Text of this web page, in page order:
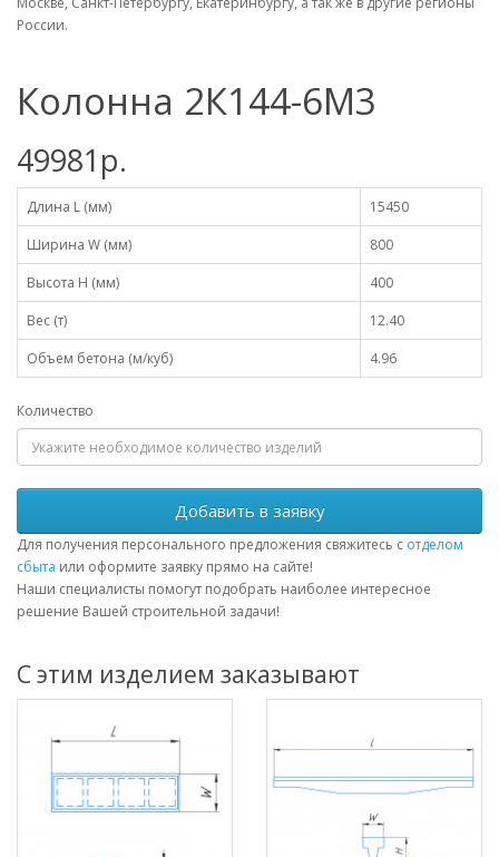
России.
Колонна 2К144-6М3
49981р.
Длина L (мм)
15450
Ширина W (мм)
800
Высота H (мм)
400
Вес (т)
12.40
Объем бетона (м/куб)
4.96
Количество
Добавить в заявку
Для получения персонального предложения свяжитесь с отделом
сбыта или оформите заявку прямо на сайте!
Наши специалисты помогут подобрать наиболее интересное
решение Вашей строительной задачи!
С этим изделием заказывают